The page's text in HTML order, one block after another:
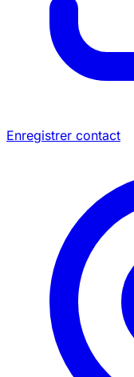
Enregistrer contact